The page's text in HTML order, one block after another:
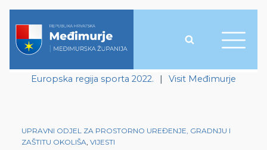
Europska regija sporta 2022. | Visit Međimurje
UPRAVNI ODJEL ZA PROSTORNO UREĐENJE, GRADNJU I
ZAŠTITU OKOLIŠA, VIJESTI